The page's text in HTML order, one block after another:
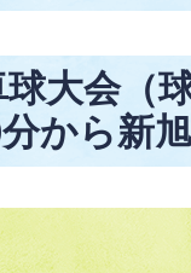
大会（
から新